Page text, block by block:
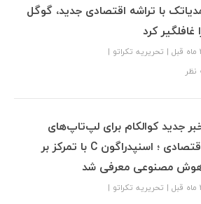
با تراشه اقتصادی جدید، گوگل
غافلگیر کرد
| تحریریه تکراتو |
جدید کوالکام برای لپ‌تاپ‌های
اقتصادی ؛ اسنپدراگون C با تمرکز بر
مصنوعی معرفی شد
| تحریریه تکراتو |